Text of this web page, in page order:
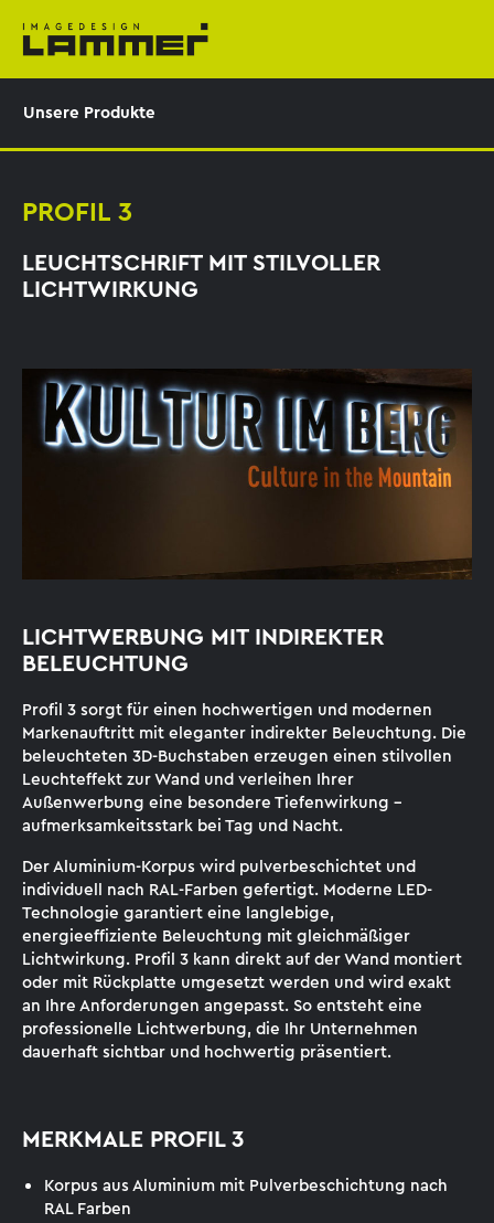
Unsere Produkte
PROFIL 3
LEUCHTSCHRIFT MIT STILVOLLER
LICHTWIRKUNG
LICHTWERBUNG MIT INDIREKTER
BELEUCHTUNG
Profil 3 sorgt für einen hochwertigen und modernen
Markenauftritt mit eleganter indirekter Beleuchtung. Die
beleuchteten 3D-Buchstaben erzeugen einen stilvollen
Leuchteffekt zur Wand und verleihen Ihrer
Außenwerbung eine besondere Tiefenwirkung –
aufmerksamkeitsstark bei Tag und Nacht.
Der Aluminium-Korpus wird pulverbeschichtet und
individuell nach RAL-Farben gefertigt. Moderne LED-
Technologie garantiert eine langlebige,
energieeffiziente Beleuchtung mit gleichmäßiger
Lichtwirkung. Profil 3 kann direkt auf der Wand montiert
oder mit Rückplatte umgesetzt werden und wird exakt
an Ihre Anforderungen angepasst. So entsteht eine
professionelle Lichtwerbung, die Ihr Unternehmen
dauerhaft sichtbar und hochwertig präsentiert.
MERKMALE PROFIL 3
Korpus aus Aluminium mit Pulverbeschichtung nach
RAL Farben